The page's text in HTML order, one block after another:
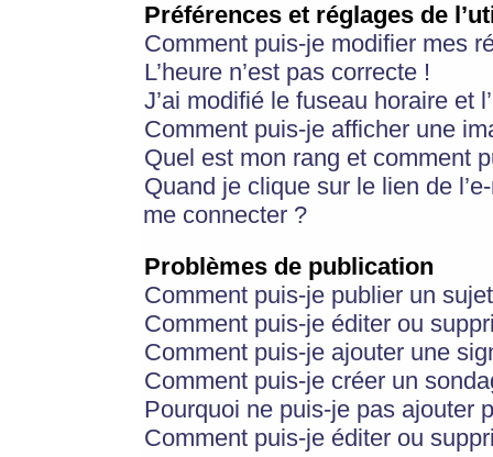
Préférences et réglages de
Comment puis-je modifier mes
L’heure n’est pas correcte !
J’ai modifié le fuseau horaire et
Comment puis-je afficher une
Quel est mon rang et comment
Quand je clique sur le lien de
me connecter ?
Problèmes de publication
Comment puis-je publier un
Comment puis-je éditer ou
Comment puis-je ajouter une
Comment puis-je créer un
Pourquoi ne puis-je pas ajouter
Comment puis-je éditer ou